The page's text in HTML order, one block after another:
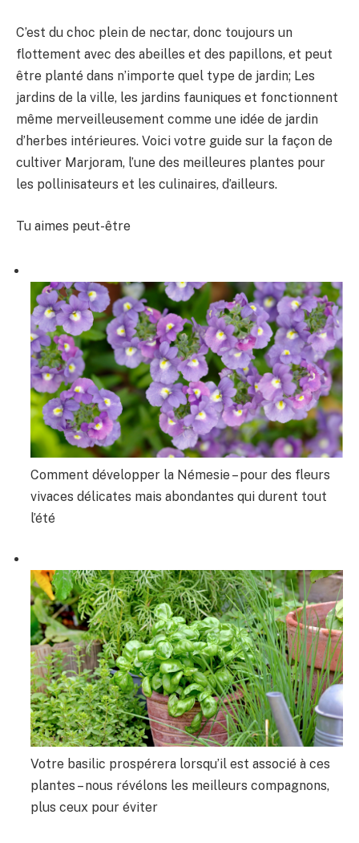
C’est du choc plein de nectar, donc toujours un
flottement avec des abeilles et des papillons, et peut
être planté dans n’importe quel type de jardin; Les
jardins de la ville, les jardins fauniques et fonctionnent
même merveilleusement comme une idée de jardin
d’herbes intérieures. Voici votre guide sur la façon de
cultiver Marjoram, l’une des meilleures plantes pour
les pollinisateurs et les culinaires, d’ailleurs.
Tu aimes peut-être
Comment développer la Némesie – pour des fleurs
vivaces délicates mais abondantes qui durent tout
l’été
Votre basilic prospérera lorsqu’il est associé à ces
plantes – nous révélons les meilleurs compagnons,
plus ceux pour éviter